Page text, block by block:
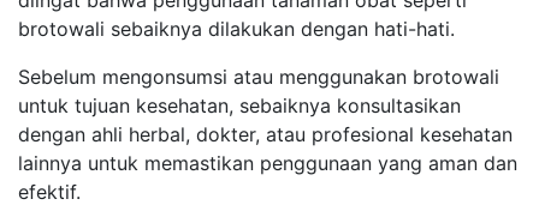
brotowali sebaiknya dilakukan dengan hati-hati.
Sebelum mengonsumsi atau menggunakan brotowali
untuk tujuan kesehatan, sebaiknya konsultasikan
dengan ahli herbal, dokter, atau profesional kesehatan
lainnya untuk memastikan penggunaan yang aman dan
efektif.